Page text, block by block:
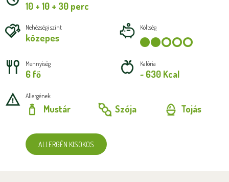
10 + 10 + 30 perc
Nehézségi szint
közepes
Költség
Mennyiség
6 fő
Kalória
~ 630 Kcal
Allergének
Mustár Szója Tojás
ALLERGÉN KISOKOS